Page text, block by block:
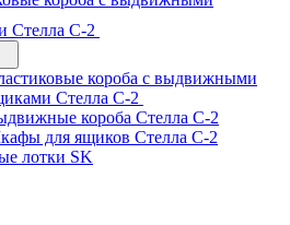
Стелла С-2
короба с выдвижными
Стелла С-2
короба Стелла С-2
для ящиков Стелла С-2
лотки SK